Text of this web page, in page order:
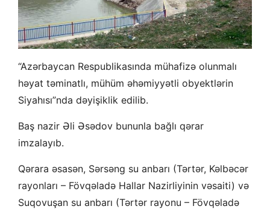
“Azərbaycan Respublikasında mühafizə olunmalı
həyat təminatlı, mühüm əhəmiyyətli obyektlərin
Siyahısı”nda dəyişiklik edilib.
Baş nazir Əli Əsədov bununla bağlı qərar
imzalayıb.
Qərara əsasən, Sərsəng su anbarı (Tərtər, Kəlbəcər
rayonları – Fövqəladə Hallar Nazirliyinin vəsaiti) və
Suqovuşan su anbarı (Tərtər rayonu – Fövqəladə